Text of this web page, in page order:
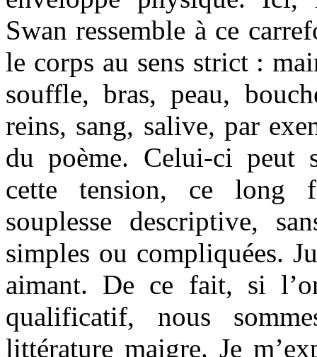
Swan ressemble à ce
le corps au sens strict :
souffle, bras, peau,
reins, sang, salive, par
du poème. Celui-ci peut
cette tension, ce long
souplesse descriptive,
simples ou compliquées.
aimant. De ce fait, si
qualificatif, nous
littérature maigre. Je